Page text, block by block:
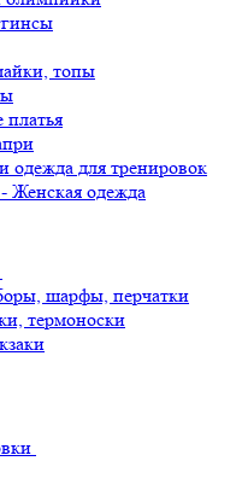
топы
одежда для тренировок
Женская одежда
шарфы, перчатки
термоноски